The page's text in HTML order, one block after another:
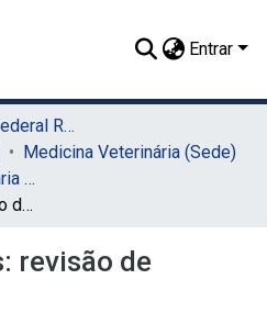
Entrar
01. Universidade Federal Rural de Pernambuco - UFRPE (Sede)
Medicina Veterinária (Sede)
TCC - Medicina Veterinária (Sede)
Lipoma em cães: revisão de literatura
revisão de